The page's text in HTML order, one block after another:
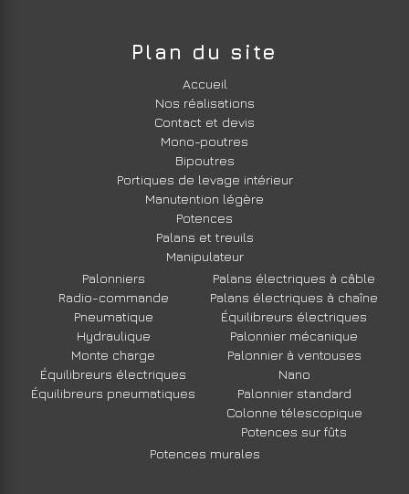
Plan du site
Accueil
Nos réalisations
Contact et devis
Mono-poutres
Bipoutres
Portiques de levage intérieur
Manutention légère
Potences
Palans et treuils
Manipulateur
Palonniers
Radio-commande
Pneumatique
Hydraulique
Monte charge
Équilibreurs électriques
Équilibreurs pneumatiques
Palans électriques à câble
Palans électriques à chaîne
Équilibreurs électriques
Palonnier mécanique
Palonnier à ventouses
Nano
Palonnier standard
Colonne télescopique
Potences sur fûts
Potences murales